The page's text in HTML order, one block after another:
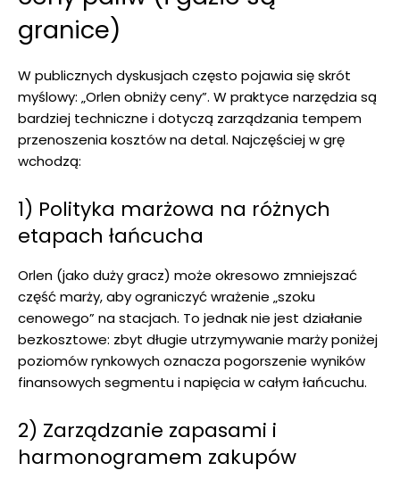
granice)
W publicznych dyskusjach często pojawia się skrót
myślowy: „Orlen obniży ceny”. W praktyce narzędzia są
bardziej techniczne i dotyczą zarządzania tempem
przenoszenia kosztów na detal. Najczęściej w grę
wchodzą:
1) Polityka marżowa na różnych
etapach łańcucha
Orlen (jako duży gracz) może okresowo zmniejszać
część marży, aby ograniczyć wrażenie „szoku
cenowego” na stacjach. To jednak nie jest działanie
bezkosztowe: zbyt długie utrzymywanie marży poniżej
poziomów rynkowych oznacza pogorszenie wyników
finansowych segmentu i napięcia w całym łańcuchu.
2) Zarządzanie zapasami i
harmonogramem zakupów